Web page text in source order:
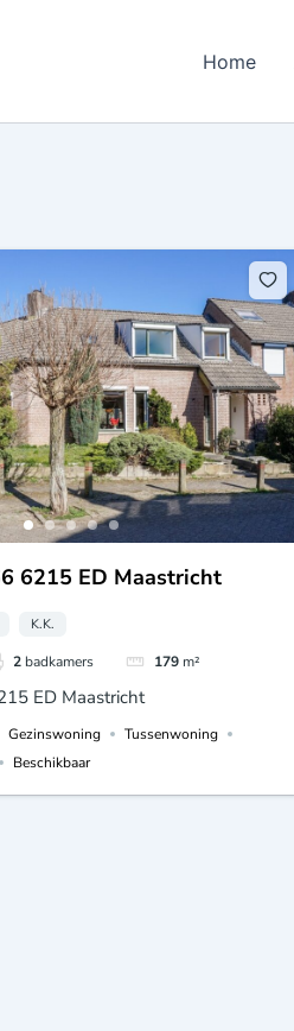
Home
6215 ED Maastricht
K.K.
2 badkamers 179 m²
ED Maastricht
Gezinswoning
Tussenwoning
Beschikbaar